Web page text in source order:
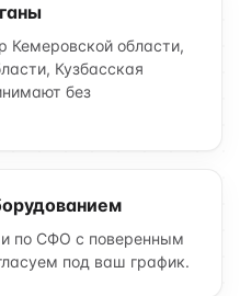
Кемеровской области,
Кузбасская
без
по СФО с поверенным
под ваш график.